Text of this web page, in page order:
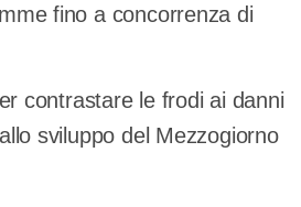
fino a concorrenza di
contrastare le frodi ai danni
sviluppo del Mezzogiorno